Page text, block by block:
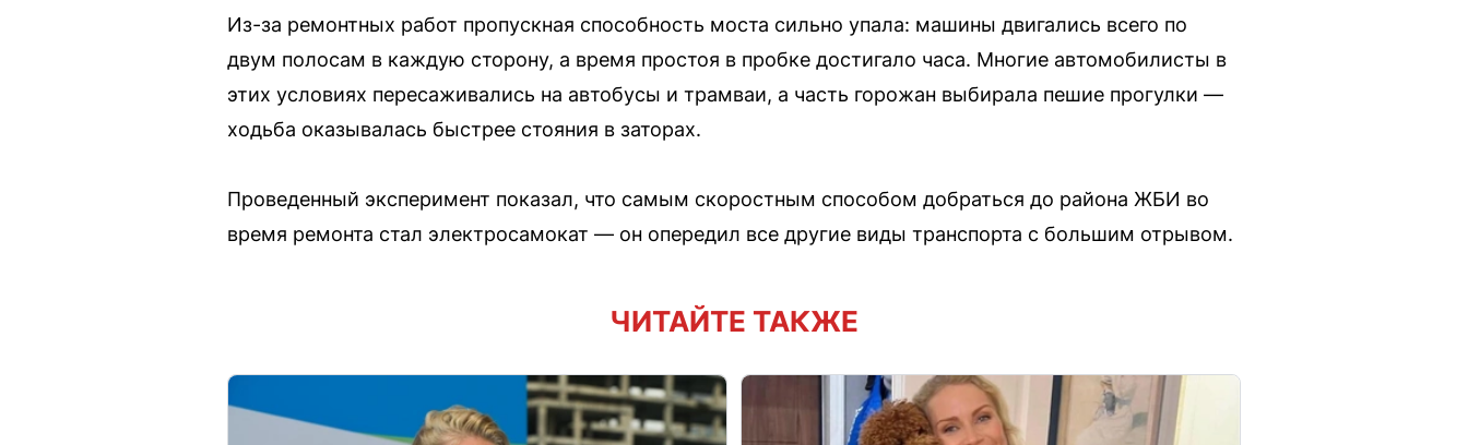
Из-за ремонтных работ пропускная способность моста сильно упала: машины двигались всего по
двум полосам в каждую сторону, а время простоя в пробке достигало часа. Многие автомобилисты в
этих условиях пересаживались на автобусы и трамваи, а часть горожан выбирала пешие прогулки —
ходьба оказывалась быстрее стояния в заторах.
Проведенный эксперимент показал, что самым скоростным способом добраться до района ЖБИ во
время ремонта стал электросамокат — он опередил все другие виды транспорта с большим отрывом.
ЧИТАЙТЕ ТАКЖЕ